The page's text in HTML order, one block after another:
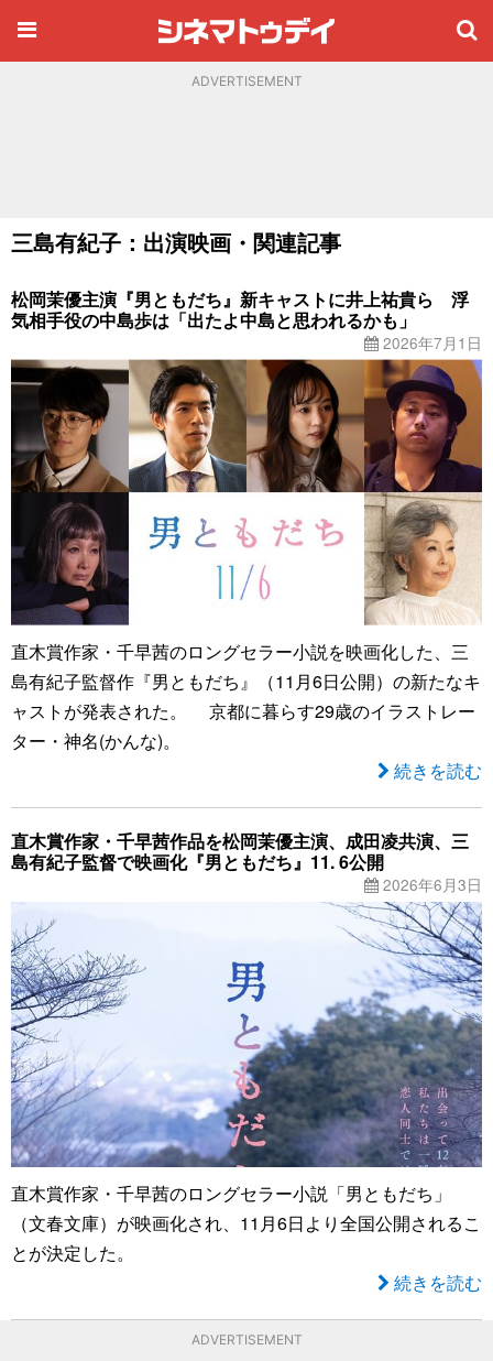
ADVERTISEMENT
三島有紀子：出演映画・関連記事
松岡茉優主演『男ともだち』新キャストに井上祐貴ら 浮
気相手役の中島歩は「出たよ中島と思われるかも」
2026年7月1日
直木賞作家・千早茜のロングセラー小説を映画化した、三
島有紀子監督作『男ともだち』（11月6日公開）の新たなキ
ャストが発表された。 京都に暮らす29歳のイラストレー
ター・神名(かんな)。
続きを読む
直木賞作家・千早茜作品を松岡茉優主演、成田凌共演、三
島有紀子監督で映画化『男ともだち』11. 6公開
2026年6月3日
直木賞作家・千早茜のロングセラー小説「男ともだち」
（文春文庫）が映画化され、11月6日より全国公開されるこ
とが決定した。
続きを読む
ADVERTISEMENT